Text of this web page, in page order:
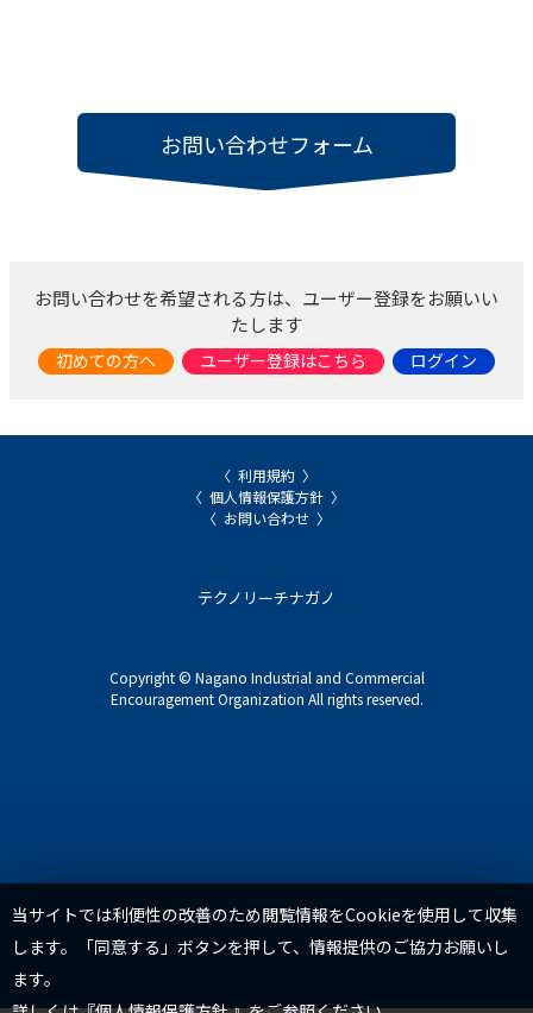
お問い合わせフォーム
お問い合わせを希望される方は、ユーザー登録をお願いい
たします
初めての方へ ユーザー登録はこちら ログイン
利用規約
個人情報保護方針
お問い合わせ
テクノリーチナガノ
Copyright © Nagano Industrial and Commercial
Encouragement Organization All rights reserved.
当サイトでは利便性の改善のため閲覧情報をCookieを使用して収集
します。「同意する」ボタンを押して、情報提供のご協力お願いし
ます。